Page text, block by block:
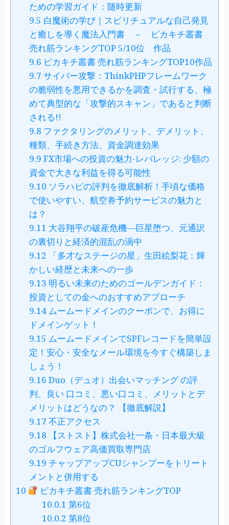
ための学習ガイド：随時更新
9.5 白魔術の学び｜スピリチュアルな自己発見
と癒しを導く魔法入門書 － ピカキチ叢書
売れ筋ランキングTOP 5/10位 作品
9.6 ピカキチ叢書 売れ筋ランキングTOP10作品
9.7 サイバー攻撃：ThinkPHPフレームワーク
の脆弱性を悪用できるかを調査・試行する、極
めて典型的な「攻撃的スキャン」であると判断
される!!
9.8 ファクタリングのメリット、デメリット、
種類、手続き方法、資金調達効果
9.9 FX市場への投資の魅力-レバレッジ: 少額の
資金で大きな利益を得る可能性
9.10 ソラハピの評判を徹底解析！手頃な価格
で使いやすい、航空券予約サービスの魅力と
は？
9.11 大谷翔平の破産危機―巨星堕つ、元通訳
の裏切りと経済的混乱の渦中
9.12 「多才なステージの星」生田絵梨花：輝
かしい経歴と未来への一歩
9.13 明るい未来のためのゴールデンガイド：
投資としての金へのおすすめアプローチ
9.14ムームードメインのクーポンで、お得に
ドメインゲット！
9.15 ムームードメインでSPFレコードを簡単設
定！安心・安全なメール環境を今すぐ構築しま
しょう！
9.16 Duo（デュオ）出会いマッチング の評
判、良い 口コミ、悪い口コミ、メリットとデ
メリットはどうなの？ 【徹底解説】
9.17 不正アクセス
9.18 【ストスト】株式会社一条・日本最大級
のゴルフウェア高価買取専門店
9.19 チャップアップCUシャンプーをトリート
メントと併用する
10
ピカキチ叢書 売れ筋ランキングTOP
10.0.1 第6位
10.0.2 第8位